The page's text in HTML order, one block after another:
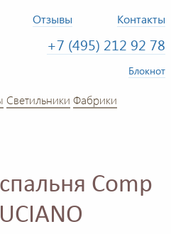
Отзывы Контакты
+7 (495) 212 92 78
Блокнот
Светильники Фабрики
Comp